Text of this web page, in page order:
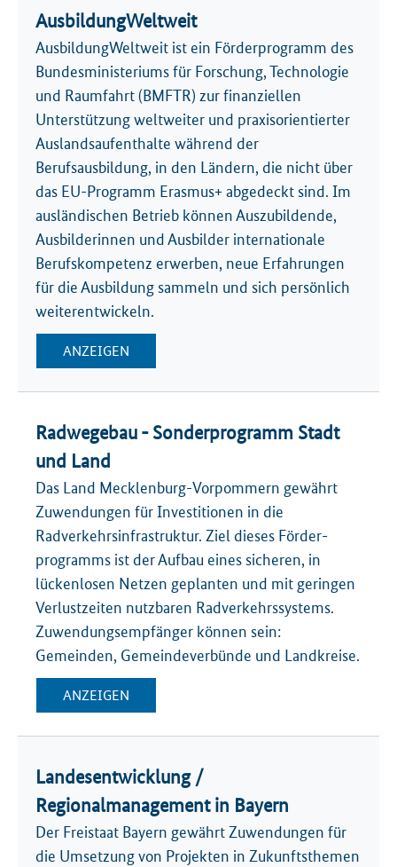
AusbildungWeltweit
AusbildungWeltweit ist ein Förderprogramm des
Bundesministeriums für Forschung, Technologie
und Raumfahrt (BMFTR) zur finanziellen
Unterstützung weltweiter und praxisorientierter
Auslandsaufenthalte während der
Berufsausbildung, in den Ländern, die nicht über
das EU-Programm Erasmus+ abgedeckt sind. Im
ausländischen Betrieb können Auszubildende,
Ausbilderinnen und Ausbilder internationale
Berufskompetenz erwerben, neue Erfahrungen
für die Ausbildung sammeln und sich persönlich
weiterentwickeln.
ANZEIGEN
Radwegebau - Sonderprogramm Stadt
und Land
Das Land Mecklenburg-Vorpommern gewährt
Zuwendungen für Investi­tionen in die
Radverkehrs­infrastruktur. Ziel dieses Förder­
programms ist der Aufbau eines sicheren, in
lückenlosen Netzen geplanten und mit geringen
Verlustzeiten nutzbaren Radverkehrs­systems.
Zuwendungs­­empfänger können sein:
Gemeinden, Gemeinde­verbünde und Land­kreise.
ANZEIGEN
Landesentwicklung /
Regionalmanagement in Bayern
Der Freistaat Bayern gewährt Zuwendungen für
die Umsetzung von Projekten in Zukunftsthemen